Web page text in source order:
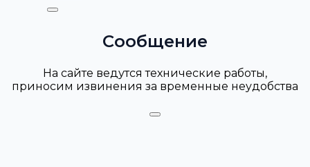
Сообщение
На сайте ведутся технические работы,
приносим извинения за временные неудобства